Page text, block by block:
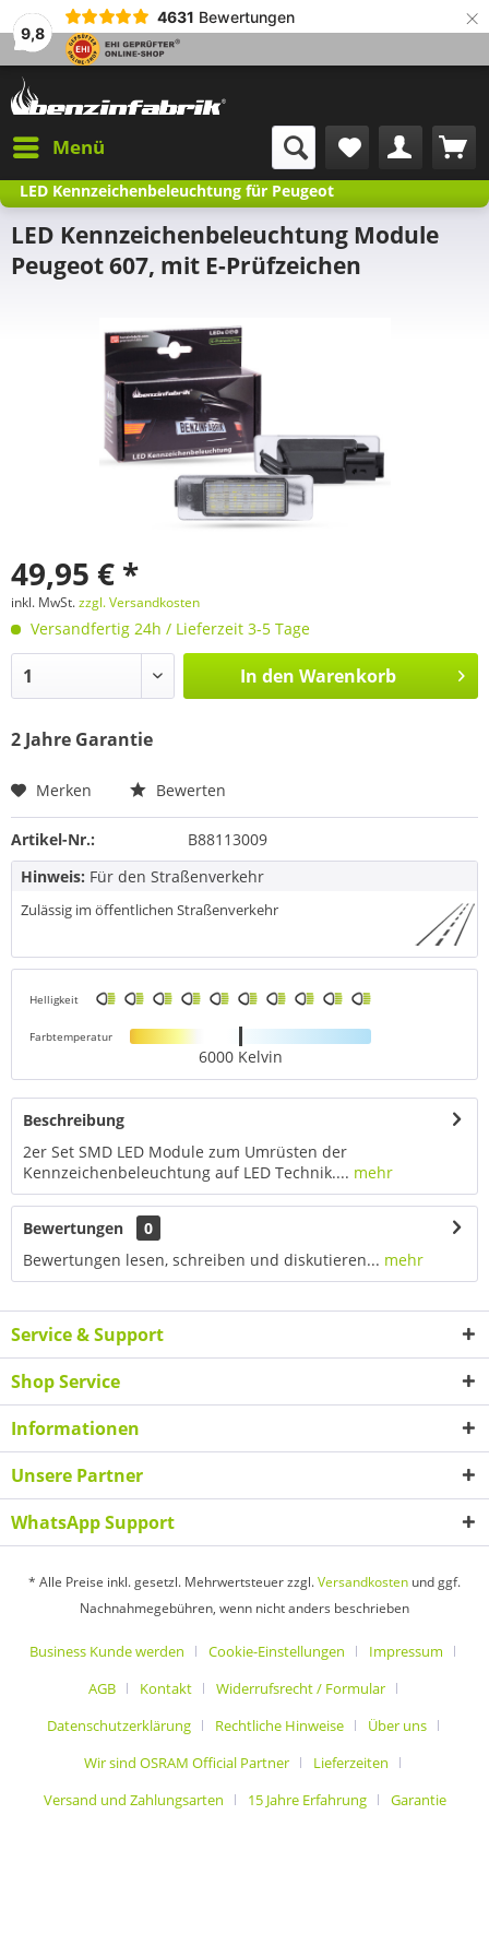
9,8
4631 Bewertungen ×
Menü
LED Kennzeichenbeleuchtung für Peugeot
LED Kennzeichenbeleuchtung Module
Peugeot 607, mit E-Prüfzeichen
49,95 € *
inkl. MwSt.zzgl. Versandkosten
Versandfertig 24h / Lieferzeit 3-5 Tage
In den Warenkorb
2 Jahre Garantie
Merken Bewerten
Artikel-Nr.:
B88113009
Hinweis: Für den Straßenverkehr
Zulässig im öffentlichen Straßenverkehr
Helligkeit
Farbtemperatur
6000 Kelvin
Beschreibung
2er Set SMD LED Module zum Umrüsten der
Kennzeichenbeleuchtung auf LED Technik.... mehr
Bewertungen
0
Bewertungen lesen, schreiben und diskutieren... mehr
Service & Support
Shop Service
Informationen
Unsere Partner
WhatsApp Support
* Alle Preise inkl. gesetzl. Mehrwertsteuer zzgl.Versandkosten und ggf.
Nachnahmegebühren, wenn nicht anders beschrieben
Business Kunde werden Cookie-Einstellungen
Impressum
AGB
Kontakt
Widerrufsrecht / Formular
Datenschutzerklärung
Rechtliche Hinweise
Über uns
Wir sind OSRAM Official Partner
Lieferzeiten
Versand und Zahlungsarten
15 Jahre Erfahrung Garantie